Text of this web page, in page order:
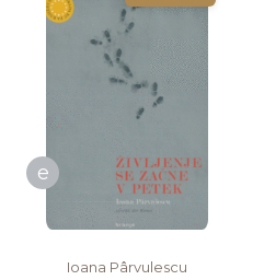
e
Ioana Pârvulescu